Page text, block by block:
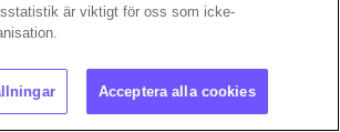
är viktigt för oss som icke-
Acceptera alla cookies